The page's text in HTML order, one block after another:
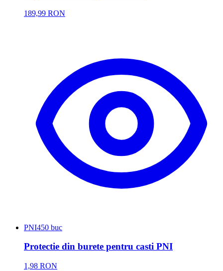
189,99 RON
PNI450 buc
Protectie din burete pentru casti PNI
1,98 RON